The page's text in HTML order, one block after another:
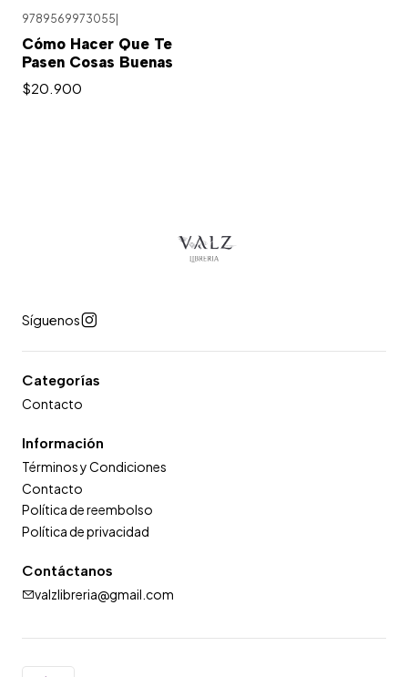
9789569973055|
Cómo Hacer Que Te
Pasen Cosas Buenas
$20.900
Síguenos
Categorías
Contacto
Información
Términos y Condiciones
Contacto
Política de reembolso
Política de privacidad
Contáctanos
valzlibreria@gmail.com